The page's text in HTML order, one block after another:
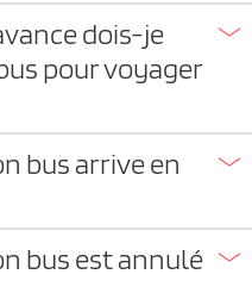
dois-je
pour voyager
bus arrive en
bus est annulé